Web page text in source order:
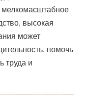
высокая
может
помочь
труда и